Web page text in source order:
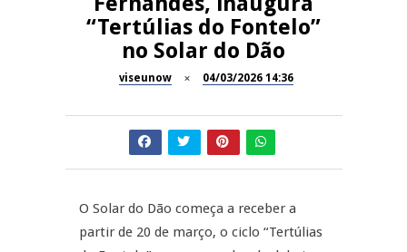
Dia do Foral em São João da
Pesqueira
Summer Fusion em
Festas do Concelho de Penalva
do Castelo
11º Encontro Gastronómico
Amador de Abrunhosa-a-Velha
“Tertúlias do Fontelo”
no Solar do Dão
viseunow 04/03/2026 14:36
O Solar do Dão começa a receber a
partir de 20 de março, o ciclo “Tertúlias